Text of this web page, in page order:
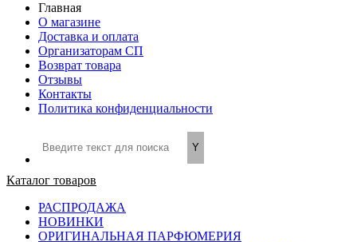
Главная
О магазине
Доставка и оплата
Организаторам СП
Возврат товара
Отзывы
Контакты
Политика конфиденциальности
Каталог товаров
РАСПРОДАЖА
НОВИНКИ
ОРИГИНАЛЬНАЯ ПАРФЮМЕРИЯ